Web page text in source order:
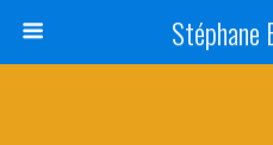
Stéphane